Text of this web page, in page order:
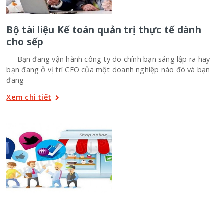
Bộ tài liệu Kế toán quản trị thực tế dành
cho sếp
Bạn đang vận hành công ty do chính bạn sáng lập ra hay
bạn đang ở vị trí CEO của một doanh nghiệp nào đó và bạn
đang
Xem chi tiết